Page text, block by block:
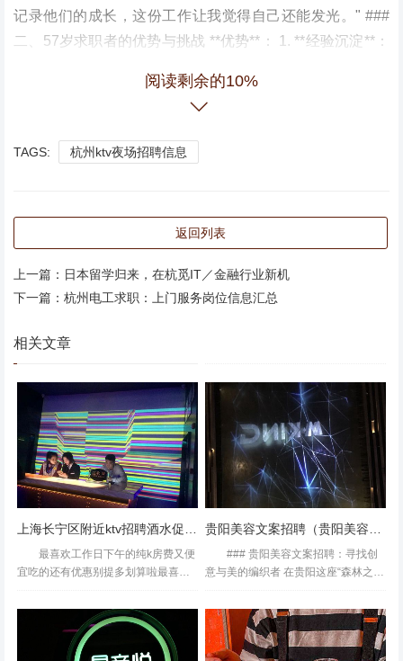
记录他们的成长，这份工作让我觉得自己还能发光。" ###
二、57岁求职者的优势与挑战 **优势**： 1. **经验沉淀**：
通能力往往更受青睐。 2. **稳定性高**：相比年轻员工，企
业更看重他们的长期服务意愿。 3. **政策支持**：杭州人社
局推出的"4050就业扶持计划"，对符合条件的求职者提供社
保补贴和技能培训。 **挑战**： - 部分岗位存在年龄限制
公系统操作）。 **突破口**： - **聚焦社区经济**：参与社区
食堂、便民服务点等民生项目。 - **发挥特长**：如擅长烹
饪可应聘食堂帮厨，有手工技能可尝试非遗传承相关工作。
- **灵活就业**：通过"浙里办"APP申请共享员工、钟点工等
精准定位**：避免与年轻人竞争技术岗，优先选择需要"人情
味"的岗位（如患者陪护、活动策划）。 2. **技能升级**：
参加社区组织的智能手机使用、急救知识等免费培训。 3. **
善用平台**： - **"杭州人才市场"官网
阅读剩余的10%
TAGS: 杭州ktv夜场招聘信息
返回列表
上一篇： 日本留学归来，在杭觅IT／金融行业新机
下一篇： 杭州电工求职：上门服务岗位信息汇总
相关文章
上海长宁区附近ktv招聘酒水促销员,无中介费的
最喜欢工作日下午的纯k房费又便
宜吃的还有优惠别提多划算啦最喜欢
过这次来有点失望以前去的房间音效
都很好的可是这次的房间音响很奇怪
稍微唱大声点麦就爆了听着很...
贵阳美容文案招聘（贵阳美容创意策划师招聘启事）
### 贵阳美容文案招聘：寻找创
意与美的编织者 在贵阳这座“森林之
勃发展，各大美容院、SPA中心如雨
后春笋般涌现，而在这激烈的市场竞
争中，一支优秀的...